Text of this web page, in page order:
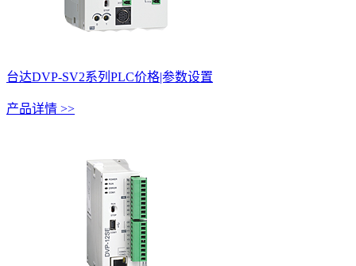
台达DVP-SV2系列PLC价格|参数设置
产品详情 >>